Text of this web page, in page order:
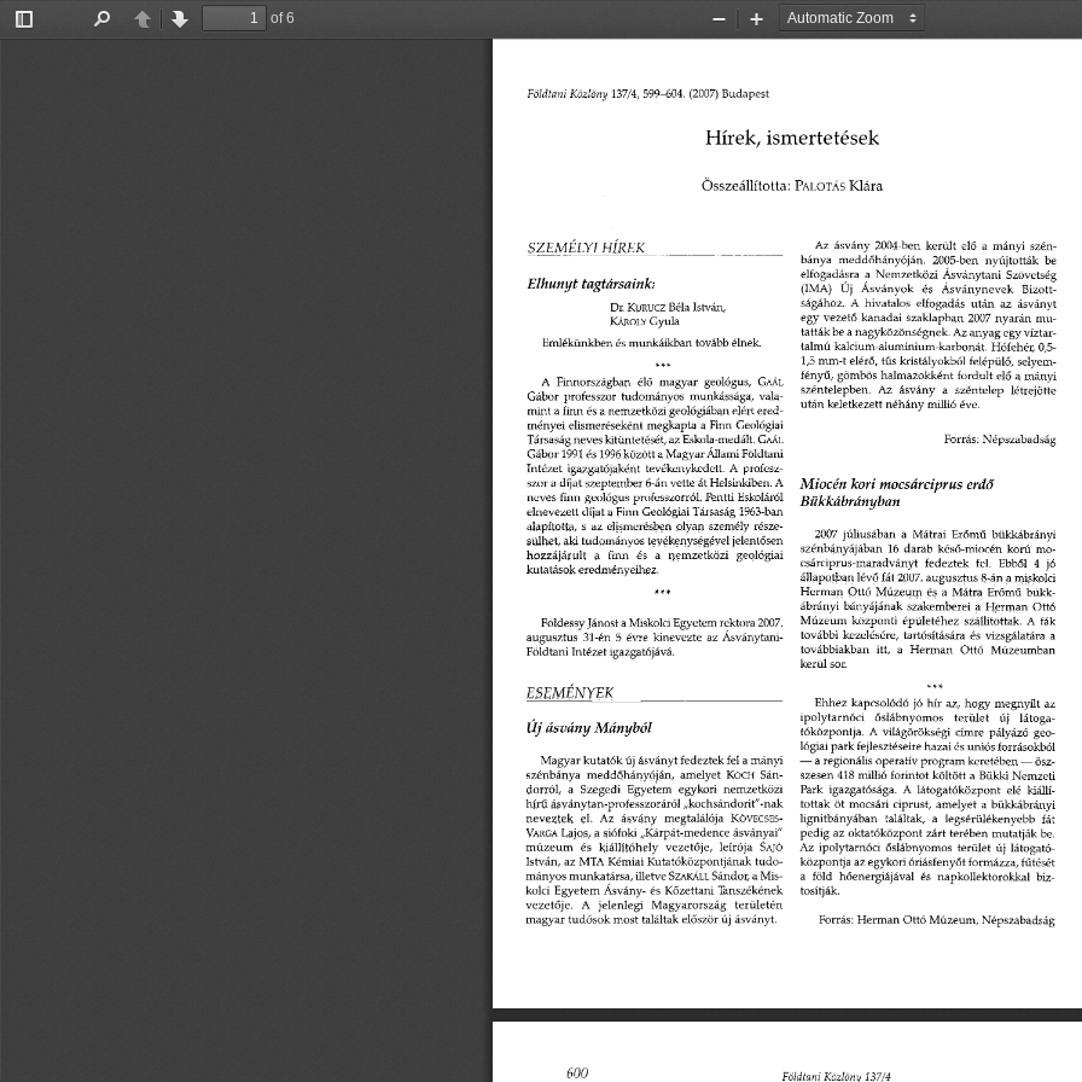
Toggle
PreviousNext
of 6
Zoom
Zoom
Földtani
   Közlöny
   137/4,
599-604.
  (2007)
  Budapest
Hírek,  ismertetések
Összeállította:
  PALOTÁS
  Klára
SZEMÉLYI
     HÍREK
Elhunyt
     tagtársaink:
Dr.   KURUCZ
  Béla
  István,
KÁROLY Gyula
Emlékünkben  és munkáikban  tovább  élnek.
A
   Finnországban
  élő
  magyar   geológus,
    GAÁL
Gábor
  professzor  tudományos   munkássága,  vala­
mint
  a
finn
  és a
nemzetközi  geológiában elért  ered­
ményei  elismeréseként  megkapta
  a
Finn  Geológiai
Társaság neves kitüntetését,  az Eskola-medált.
  GAÁL
Gábor
  1991
  és
1996
  között
a Magyar Állami Földtani
Intézet  igazgatójaként  tevékenykedett.
  A
  profesz-
szor a díjat  szeptember  6-án vette át Helsinkiben. A
neves  finn  geológus  professzorról,  Pentti  Eskoláról
elnevezett  díjat a Finn  Geológiai Társaság
  1963-ban
alapította,
  s az
elismerésben  plyan  személy  része­
sülhet,  aki tudományos  tevékenységével jelentősen
hozzájárult
   a
   finn
   és  a
  nemzetközi   geológiai
kutatások  eredményeihez.
Földessy Jánost a Miskolci Egyetem rektora
  2007.
augusztus
  31-én
  5
évre  kinevezte
  az
  Ásványtani-
Földtani Intézet  igazgatójává.
ESEMÉNYEK
Új
  ásvány
      Mányból
Magyar kutatók  új  ásványt  fedeztek  fel a mányi
szénbánya   meddőhányóján,   amelyet
   KOCH
   Sán­
dorról,
  a
  Szegedi  Egyetem   egykori   nemzetközi
hírű  ásványtan^professzoráról   „kochsándorit"-nak
neveztek
   el.  Az
  ásvány   megtalálója
    KÖVECSES-
VARGA
  Lajos,
  a
siófoki „Kárpát-medence  ásványai"
múzeum
   és
  kiállítóhely   vezetője,
  leírója
    SAJÓ
István,
  az
MTA Kémiai Kutatóközpontjának
  tudo­
mányos  munkatársa,  illetve SZAKÁLL Sándor, a Mis­
kolci
  Egyetem  Ásvány-
  és
Kőzettani  Tanszékének
vezetője.
   A
  jelenlegi  Magyarország    területén
magyar  tudósok  most  találtak először
új
  ásványt.
Az
   ásvány
  2004-ben
  került
  elő a
  mányi   szén­
bánya   meddőhányóján.
    2005-ben
   nyújtották
  be
elfogadásra
  a
  Nemzetközi  Ásványtani  Szövetség
(IMA)
     Új
  Ásványok
   és
  Ásványnevek
    Bizott­
ságához.
  A
  hivatalos   elfogadás
  után
  az
  ásványt
egy
   vezető  kanadai  szaklapban
  2007
  nyarán
mu­
tatták be a nagyközönségnek. Az anyag  egy  víztar­
talmú  kalcium-alumínium-karbonát.   Hófehér, 0,5-
1,5 mm-t  elérő, tűs kristályokból  felépülő,  selyem­
fényű,  gömbös  halmazokként  fordult  elő a
  mányi
széntelepben.
   Az
  ásvány
   a
  széntelep   létrejötte
után keletkezett néhány  millió éve.
Forrás:
  Népszabadság
Miocén
   kori
  mocsárciprus
      erdő
Bükkábrányban
2007
  júliusában
  a
  Mátrai  Erőmű   bükkábrányi
szénbányájában
  16
darab
  késő-miocén  korú
mo­
csárciprus-maradványt    fedeztek
   fel.
  Ebből
  4 jó
állapotban  lévő fát 2007. augusztus 8-án
  a
jnißkojci
Herman  Ottó  Múzeum
  és a
  Mátra  Erőmű  bükk­
ábrányi  bányájának  szakemberei
  a
Herman   Ottó
Múzeum  központi  épületéhez   szállítottak.
  A fák
további  kezelésére,  tartósítására
  és
vizsgálatára
  a
továbbiakban
   itt,  a
  Herman   Ottó    Múzeumban
kerül  sor.
Ehhez  kapcsolódó
  jó hír az,
hogy  megnyílt az
ipolytarnóci    őslábnyomos    terület
    új
    látoga­
tóközpontja.
  A
világörökségi  címre  pályázó  geo­
lógiai park  fejlesztéseire hazai  és uniós  forrásokból
—
  a
regionális operatív program  keretében  — ösz-
szesen  418 millió forintot  költött
  a
Bükki  Nemzeti
Park  igazgatósága.
  A
látogatóközpont
   elé
kiállí­
tottak
  öt
mocsári  ciprust,  amelyet
  a
  bükkábrányi
lignitbányában   találtak,
  a
  legsérülékenyebb
  fát
pedig az oktatóközpont  zárt  terében  mutatják  be.
Az
   ipolytarnóci  őslábnyomos  terület
  új
  látogató­
központja
  az
egykori óriásfenyőt  formázza,  fűtését
a
   föld   hőenergiájával
  és
  napkollektorokkal   biz­
tosítják.
Forrás: Herman  Ottó Múzeum,   Népszabadság
600 Földtani
   Közlöny
   137/4